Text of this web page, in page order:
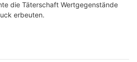
die Täterschaft Wertgegenstände
erbeuten.